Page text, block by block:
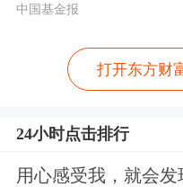
络及移动网络设
工业富联市值飙
持续增长的业
度，公司实现营
同比增长56.52%
中国基金报
打开东方财
24小时点击排行
用心感受我，就会发